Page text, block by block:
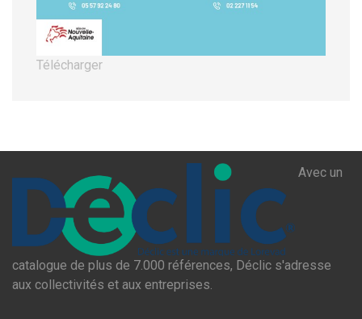
Télécharger
Avec un
catalogue de plus de 7.000 références, Déclic s'adresse
aux collectivités et aux entreprises.